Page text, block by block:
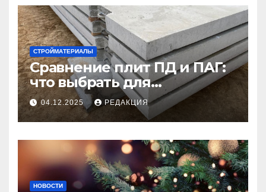
СТРОЙМАТЕРИАЛЫ
Сравнение плит ПД и ПАГ:
что выбрать для
долговечного и прочного
покрытия
04.12.2025 РЕДАКЦИЯ
НОВОСТИ